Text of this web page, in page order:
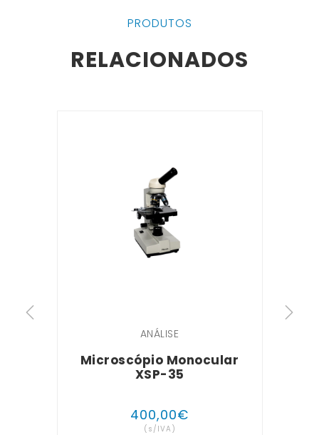
PRODUTOS
RELACIONADOS
ANÁLISE
Microscópio Monocular
XSP-35
400,00€
(s/IVA)